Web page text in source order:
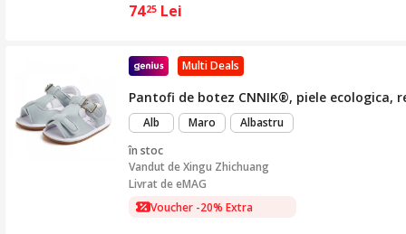
7425 Lei
Multi Deals
Pantofi de botez CNNIK®, piele ecologica,
Alb Maro
Albastru
în stoc
Vandut deXingu Zhichuang
Livrat de eMAG
Voucher -20% Extra